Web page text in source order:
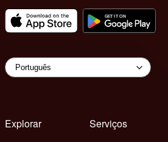
Explorar
Serviços